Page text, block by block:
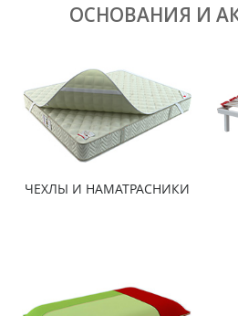
ОСНОВАНИЯ И
ЧЕХЛЫ И НАМАТРАСНИКИ